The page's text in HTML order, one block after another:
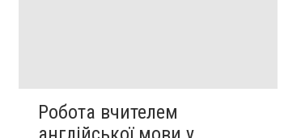
Робота вчителем